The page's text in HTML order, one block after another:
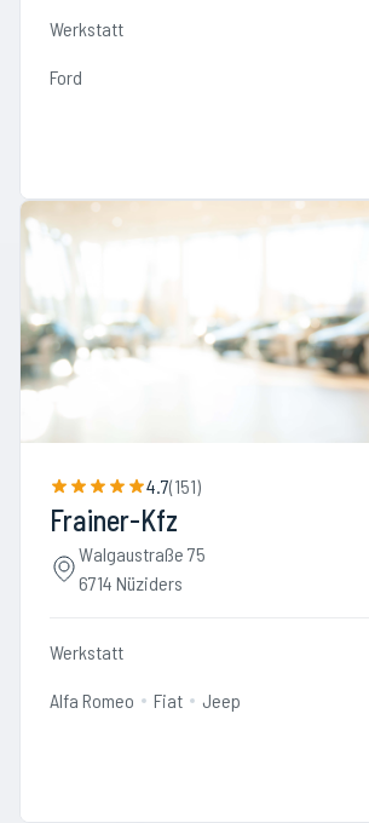
Werkstatt
Ford
4.7(151)
Frainer-Kfz
Walgaustraße 75
6714 Nüziders
Werkstatt
Alfa Romeo Fiat Jeep